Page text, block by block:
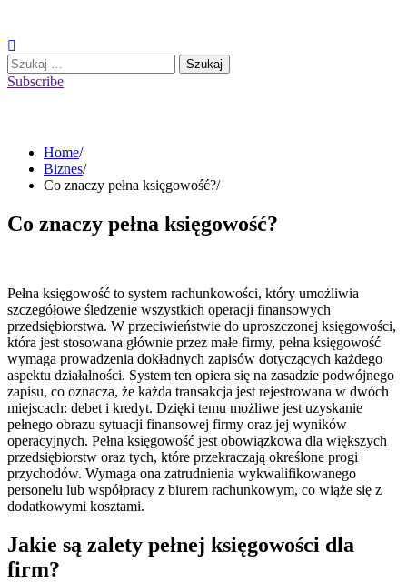
content
Szukaj:
Subscribe
Home
Biznes
Co znaczy pełna księgowość?
Co znaczy pełna księgowość?
Pełna księgowość to system rachunkowości, który umożliwia
szczegółowe śledzenie wszystkich operacji finansowych
przedsiębiorstwa. W przeciwieństwie do uproszczonej księgowości,
która jest stosowana głównie przez małe firmy, pełna księgowość
wymaga prowadzenia dokładnych zapisów dotyczących każdego
aspektu działalności. System ten opiera się na zasadzie podwójnego
zapisu, co oznacza, że każda transakcja jest rejestrowana w dwóch
miejscach: debet i kredyt. Dzięki temu możliwe jest uzyskanie
pełnego obrazu sytuacji finansowej firmy oraz jej wyników
operacyjnych. Pełna księgowość jest obowiązkowa dla większych
przedsiębiorstw oraz tych, które przekraczają określone progi
przychodów. Wymaga ona zatrudnienia wykwalifikowanego
personelu lub współpracy z biurem rachunkowym, co wiąże się z
dodatkowymi kosztami.
Jakie są zalety pełnej księgowości dla
firm?